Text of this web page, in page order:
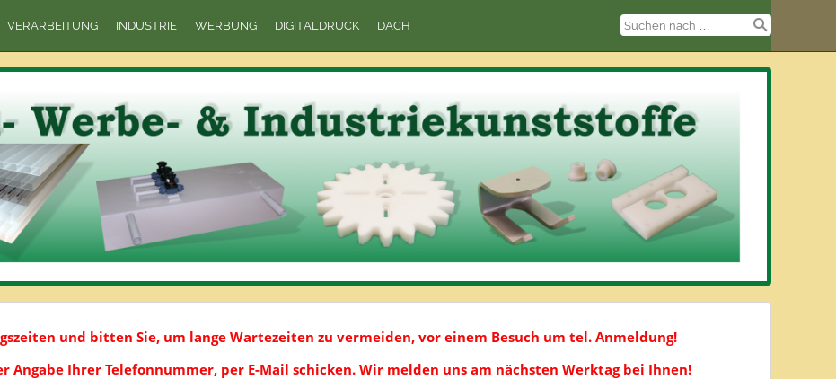
VERARBEITUNG INDUSTRIE WERBUNG DIGITALDRUCK DACH
und bitten Sie, um lange Wartezeiten zu vermeiden, vor einem Besuch um tel. Anmeldung!
Angabe Ihrer Telefonnummer, per E-Mail schicken. Wir melden uns am nächsten Werktag bei Ihnen!